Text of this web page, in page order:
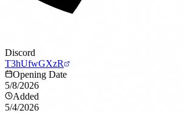
Discord
T3hUfwGXzR
Opening Date
5/8/2026
Added
5/4/2026